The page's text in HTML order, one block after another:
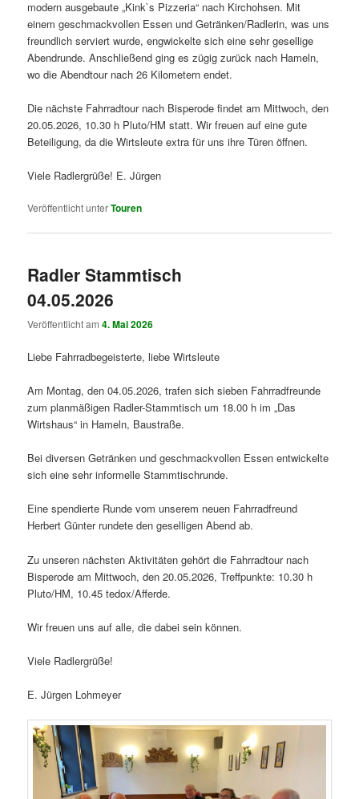
modern ausgebaute „Kink`s Pizzeria“ nach Kirchohsen. Mit
einem geschmackvollen Essen und Getränken/Radlerin, was uns
freundlich serviert wurde, engwickelte sich eine sehr gesellige
Abendrunde. Anschließend ging es zügig zurück nach Hameln,
wo die Abendtour nach 26 Kilometern endet.
Die nächste Fahrradtour nach Bisperode findet am Mittwoch, den
20.05.2026, 10.30 h Pluto/HM statt. Wir freuen auf eine gute
Beteiligung, da die Wirtsleute extra für uns ihre Türen öffnen.
Viele Radlergrüße! E. Jürgen
Veröffentlicht unterTouren
Radler Stammtisch
04.05.2026
Veröffentlicht am4. Mai 2026
Liebe Fahrradbegeisterte, liebe Wirtsleute
Am Montag, den 04.05.2026, trafen sich sieben Fahrradfreunde
zum planmäßigen Radler-Stammtisch um 18.00 h im „Das
Wirtshaus“ in Hameln, Baustraße.
Bei diversen Getränken und geschmackvollen Essen entwickelte
sich eine sehr informelle Stammtischrunde.
Eine spendierte Runde vom unserem neuen Fahrradfreund
Herbert Günter rundete den geselligen Abend ab.
Zu unseren nächsten Aktivitäten gehört die Fahrradtour nach
Bisperode am Mittwoch, den 20.05.2026, Treffpunkte: 10.30 h
Pluto/HM, 10.45 tedox/Afferde.
Wir freuen uns auf alle, die dabei sein können.
Viele Radlergrüße!
E. Jürgen Lohmeyer